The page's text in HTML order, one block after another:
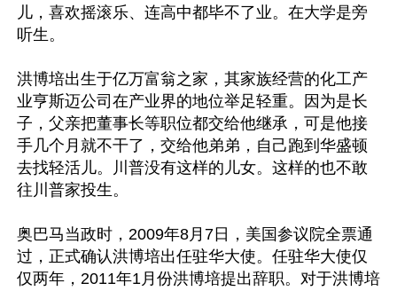
儿，喜欢摇滚乐、连高中都毕不了业。在大学是旁
听生。
洪博培出生于亿万富翁之家，其家族经营的化工产
业亨斯迈公司在产业界的地位举足轻重。因为是长
子，父亲把董事长等职位都交给他继承，可是他接
手几个月就不干了，交给他弟弟，自己跑到华盛顿
去找轻活儿。川普没有这样的儿女。这样的也不敢
往川普家投生。
奥巴马当政时，2009年8月7日，美国参议院全票通
过，正式确认洪博培出任驻华大使。任驻华大使仅
仅两年，2011年1月份洪博培提出辞职。对于洪博培